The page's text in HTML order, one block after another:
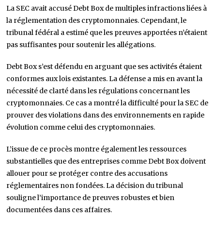
La SEC avait accusé Debt Box de multiples infractions liées à
la réglementation des cryptomonnaies. Cependant, le
tribunal fédéral a estimé que les preuves apportées n’étaient
pas suffisantes pour soutenir les allégations.
Debt Box s’est défendu en arguant que ses activités étaient
conformes aux lois existantes. La défense a mis en avant la
nécessité de clarté dans les régulations concernant les
cryptomonnaies. Ce cas a montré la difficulté pour la SEC de
prouver des violations dans des environnements en rapide
évolution comme celui des cryptomonnaies.
L’issue de ce procès montre également les ressources
substantielles que des entreprises comme Debt Box doivent
allouer pour se protéger contre des accusations
réglementaires non fondées. La décision du tribunal
souligne l’importance de preuves robustes et bien
documentées dans ces affaires.